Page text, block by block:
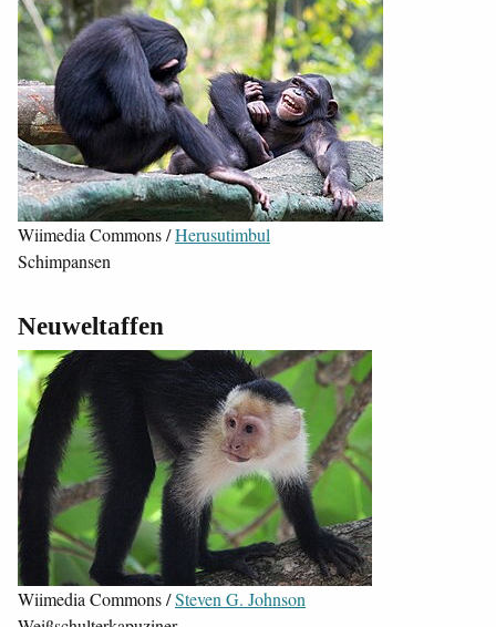
Wiimedia Commons /Herusutimbul
Schimpansen
Neuweltaffen
Wiimedia Commons /Steven G. Johnson